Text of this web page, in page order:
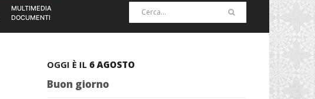
MULTIMEDIA
DOCUMENTI
OGGI È IL 6 AGOSTO
Buon giorno